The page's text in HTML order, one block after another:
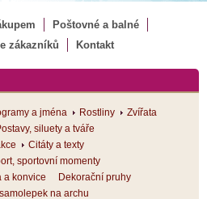
Poštovné a balné
zákazníků Kontakt
a jména Rostliny
Zvířata
siluety a tváře
Citáty a texty
sportovní momenty
a konvice
Dekorační pruhy
na archu